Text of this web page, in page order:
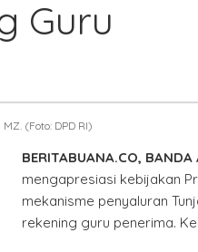
Guru
(Foto: DPD RI)
BERITABUANA.CO, BANDA
mengapresiasi kebijakan
mekanisme penyaluran
rekening guru penerima.